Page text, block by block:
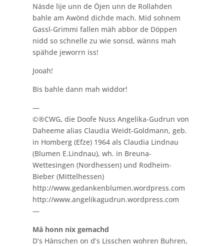
Näsde lije unn de Öjen unn de Rollahden
bahle am Awönd dichde mach. Mid sohnem
Gassl-Grimmi fallen mäh abbor de Döppen
nidd so schnelle zu wie sonsd, wänns mah
spähde jeworrn iss!
Jooah!
Bis bahle dann mah widdor!
—
©®CWG, die Doofe Nuss Angelika-Gudrun von
Daheeme alias Claudia Weidt-Goldmann, geb.
in Homberg (Efze) 1964 als Claudia Lindnau
(Blumen E.Lindnau), wh. in Breuna-
Wettesingen (Nordhessen) und Rodheim-
Bieber (Mittelhessen)
http://www.gedankenblumen.wordpress.com
http://www.angelikagudrun.wordpress.com
—
Mä honn nix gemachd
D’s Hänschen on d’s Lisschen wohren Buhren,